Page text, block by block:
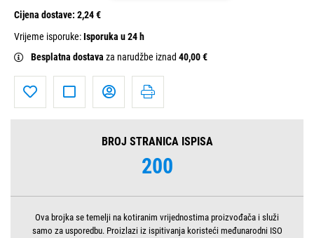
Cijena dostave: 2,24 €
Vrijeme isporuke:Isporuka u 24 h
Besplatna dostava za narudžbe iznad 40,00 €
BROJ STRANICA ISPISA
200
Ova brojka se temelji na kotiranim vrijednostima proizvođača i služi
samo za usporedbu. Proizlazi iz ispitivanja koristeći međunarodni ISO